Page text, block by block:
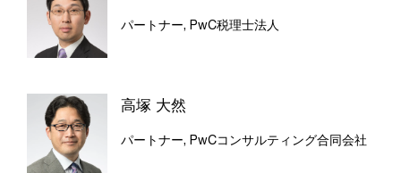
パートナー, PwC税理士法人
高塚 大然
パートナー, PwCコンサルティング合同会社